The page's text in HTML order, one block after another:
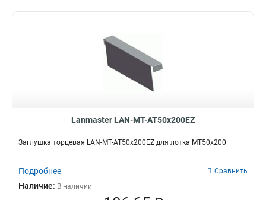
Lanmaster LAN-MT-AT50x200EZ
Заглушка торцевая LAN-MT-AT50x200EZ для лотка MT50x200
Подробнее Сравнить
Наличие: В наличии